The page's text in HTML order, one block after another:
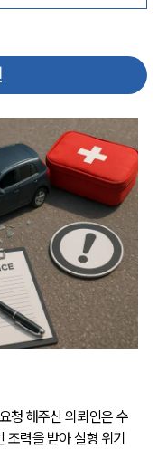
청 해주신 의뢰인은 수
조력을 받아 실형 위기